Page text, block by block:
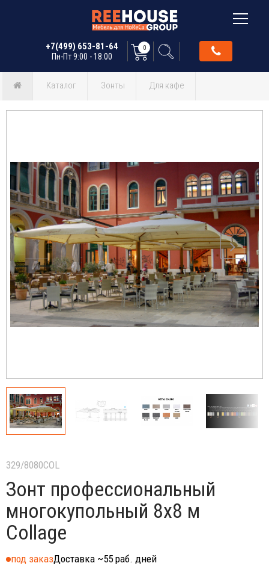
+7(499) 653-81-64
Пн-Пт 9:00 - 18:00
0
Каталог Зонты Для кафе
329/8080COL
Зонт профессиональный
многокупольный 8х8 м
Collage
под заказДоставка ~55 раб. дней